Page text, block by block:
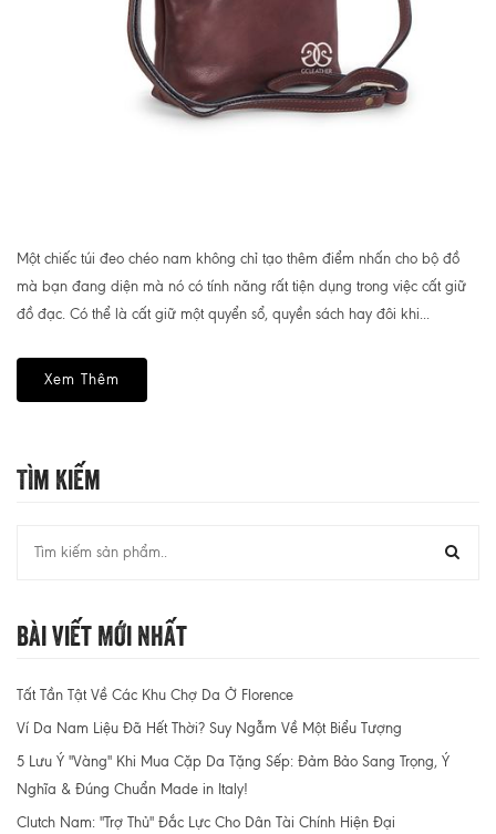
Một chiếc túi đeo chéo nam không chỉ tạo thêm điểm nhấn cho bộ đồ
mà bạn đang diện mà nó có tính năng rất tiện dụng trong việc cất giữ
đồ đạc. Có thể là cất giữ một quyển sổ, quyền sách hay đôi khi...
Xem Thêm
Tìm Kiếm
Bài Viết Mới Nhất
Tất Tần Tật Về Các Khu Chợ Da Ở Florence
Ví Da Nam Liệu Đã Hết Thời? Suy Ngẫm Về Một Biểu Tượng
5 Lưu Ý "Vàng" Khi Mua Cặp Da Tặng Sếp: Đảm Bảo Sang Trọng, Ý
Nghĩa & Đúng Chuẩn Made in Italy!
Clutch Nam: "Trợ Thủ" Đắc Lực Cho Dân Tài Chính Hiện Đại